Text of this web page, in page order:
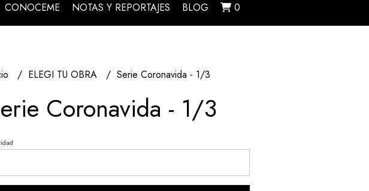
CONOCEME NOTAS Y REPORTAJES BLOG 0
ELEGI TU OBRA Serie Coronavida - 1/3
Coronavida - 1/3